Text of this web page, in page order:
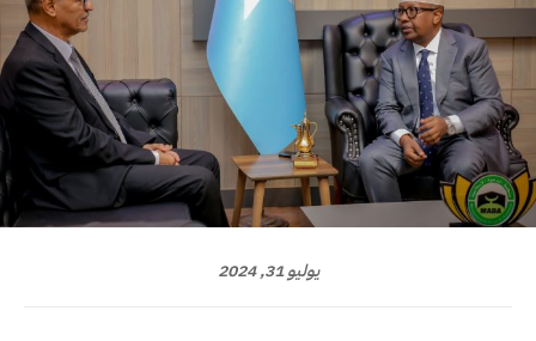
يوليو 31, 2024